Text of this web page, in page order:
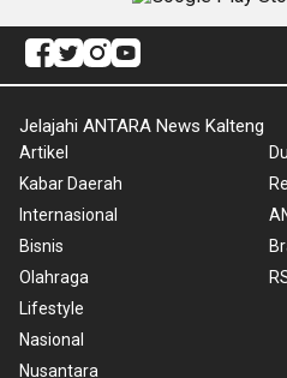
Jelajahi ANTARA News Kalteng
Artikel
Kabar Daerah
Internasional
Bisnis
Olahraga
Lifestyle
Nasional
Nusantara